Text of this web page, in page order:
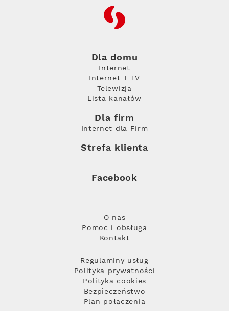
RFC
Dla domu
Internet
Internet + TV
Telewizja
Lista kanałów
Dla firm
Internet dla Firm
Strefa klienta
Facebook
O nas
Pomoc i obsługa
Kontakt
Regulaminy usług
Polityka prywatności
Polityka cookies
Bezpieczeństwo
Plan połączenia